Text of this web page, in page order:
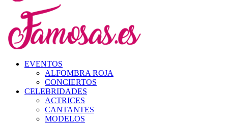
EVENTOS
ALFOMBRA ROJA
CONCIERTOS
CELEBRIDADES
ACTRICES
CANTANTES
MODELOS